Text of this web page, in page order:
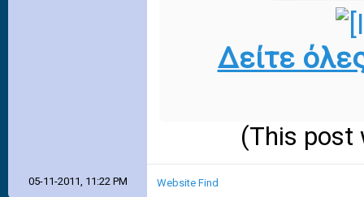
Δείτε
(This post
05-11-2011, 11:22 PM Website Find